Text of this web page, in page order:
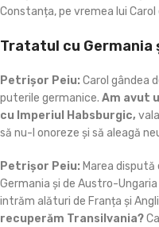
Constanța, pe vremea lui
Tratatul cu Germania
Petrișor Peiu: Carol gândea
puterile germanice. Am avut
cu Imperiul Habsburgic,
să nu-l onoreze și să aleagă
Petrișor Peiu: Marea dispută
Germania și de Austro-
intrăm alături de Franța și
recuperăm Transilvania?